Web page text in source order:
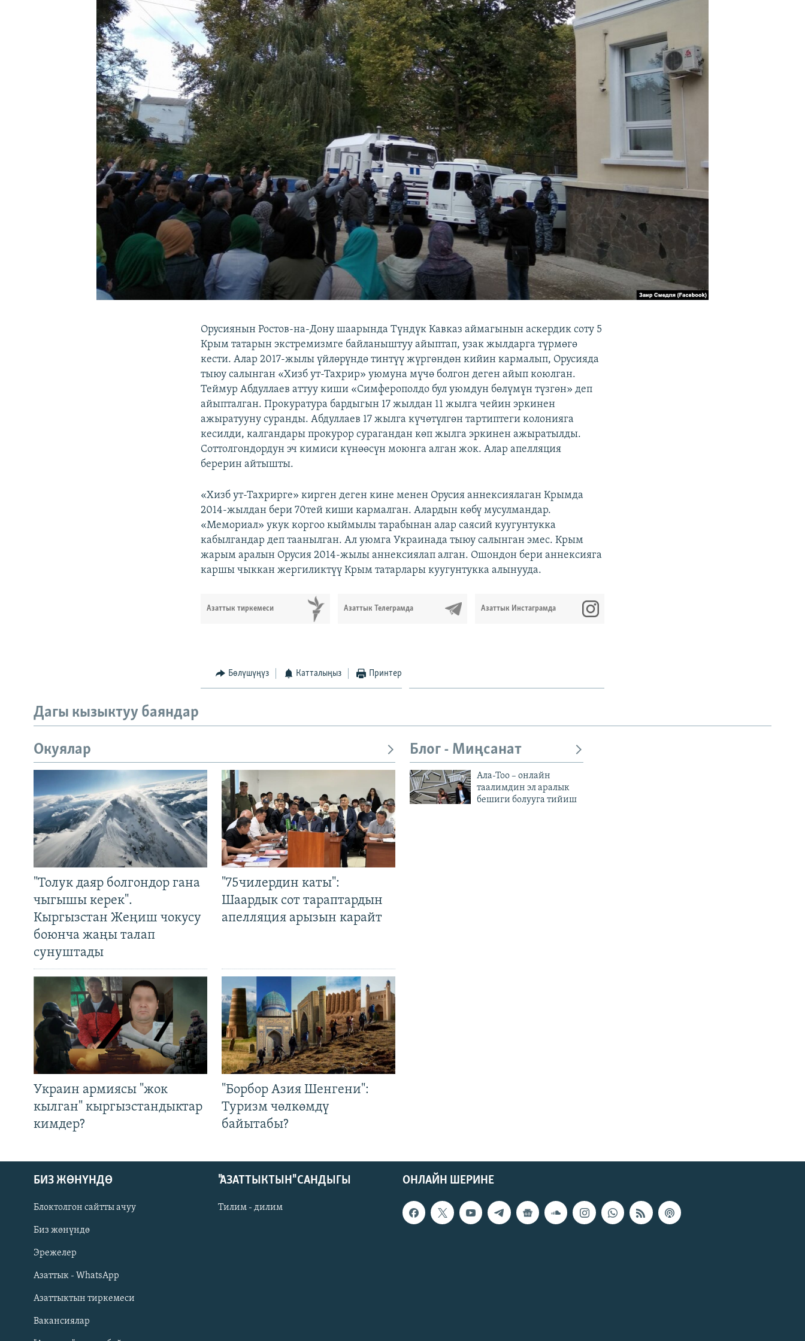
ЫҢГАЙСЫЗ СУРООЛОР
Русский
ОНЛАЙН ШЕРИНЕ
Орусиянын Ростов-на-Дону шаарында Түндүк Кавказ аймагынын аскердик соту 5
Крым татарын экстремизмге байланыштуу айыптап, узак жылдарга түрмөгө
кести. Алар 2017-жылы үйлөрүндө тинтүү жүргөндөн кийин кармалып, Орусияда
тыюу салынган «Хизб ут-Тахрир» уюмуна мүчө болгон деген айып коюлган.
Теймур Абдуллаев аттуу киши «Симферополдо бул уюмдун бөлүмүн түзгөн» деп
айыпталган. Прокуратура бардыгын 17 жылдан 11 жылга чейин эркинен
ажыратууну суранды. Абдуллаев 17 жылга күчөтүлгөн тартиптеги колонияга
кесилди, калгандары прокурор сурагандан көп жылга эркинен ажыратылды.
Соттолгондордун эч кимиси күнөөсүн моюнга алган жок. Алар апелляция
берерин айтышты.
«Хизб ут-Тахрирге» кирген деген кине менен Орусия аннексиялаган Крымда
2014-жылдан бери 70тей киши кармалган. Алардын көбү мусулмандар.
«Мемориал» укук коргоо кыймылы тарабынан алар саясий куугунтукка
кабылгандар деп таанылган. Ал уюмга Украинада тыюу салынган эмес. Крым
жарым аралын Орусия 2014-жылы аннексиялап алган. Ошондон бери аннексияга
каршы чыккан жергиликтүү Крым татарлары куугунтукка алынууда.
Азаттык тиркемеси Азаттык Телеграмда Азаттык Инстаграмда
Бөлүшүңүз Катталыңыз Принтер
Дагы кызыктуу баяндар
Окуялар
"Толук даяр болгондор гана
чыгышы керек".
Кыргызстан Жеңиш чокусу
боюнча жаңы талап
сунуштады
"75чилердин каты":
Шаардык сот тараптардын
апелляция арызын карайт
Украин армиясы "жок
кылган" кыргызстандыктар
кимдер?
"Борбор Азия Шенгени":
Туризм чөлкөмдү
байытабы?
Блог - Миңсанат
Ала-Тоо – онлайн
таалимдин эл аралык
бешиги болууга тийиш
ОНЛАЙН ШЕРИНЕ
БИЗ ЖӨНҮНДӨ
Блоктолгон сайтты ачуу
Биз жөнүндө
Эрежелер
Азаттык - WhatsApp
Азаттыктын тиркемеси
Вакансиялар
"АЗАТТЫКТЫН" САНДЫГЫ
Тилим - дилим